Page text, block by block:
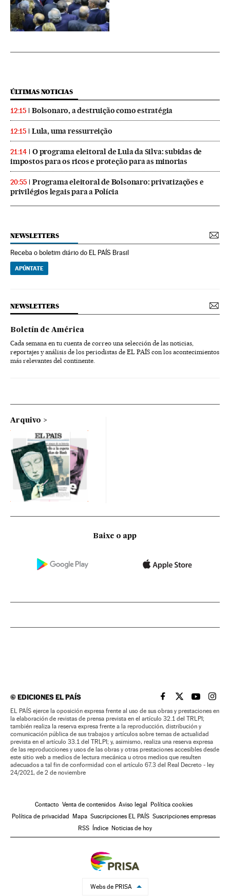
ÚLTIMAS NOTICIAS
12:15 Bolsonaro, a destruição como estratégia
12:15 Lula, uma ressurreição
21:14
O programa eleitoral de Lula da Silva: subidas de
impostos para os ricos e proteção para as minorias
20:55
Programa eleitoral de Bolsonaro: privatizações e
privilégios legais para a Polícia
NEWSLETTERS
Receba o boletim diário do EL PAÍS Brasil
APÚNTATE
NEWSLETTERS
Boletín de América
Cada semana en tu cuenta de correo una selección de las noticias,
reportajes y análisis de los periodistas de EL PAÍS con los acontecimientos
más relevantes del continente.
Arquivo
Baixe o app
©EDICIONES EL PAÍS EL PAÍS BRASIL EN
EL PAÍSEL PAÍS
EL
EL PAÍS ejerce la oposición expresa frente al uso de sus obras y prestaciones en
la elaboración de revistas de prensa prevista en el artículo 32.1 del TRLPI;
también realiza la reserva expresa frente a la reproducción, distribución y
comunicación pública de sus trabajos y artículos sobre temas de actualidad
prevista en el artículo 33.1 del TRLPI; y, asimismo, realiza una reserva expresa
de las reproducciones y usos de las obras y otras prestaciones accesibles desde
este sitio web a medios de lectura mecánica u otros medios que resulten
adecuados a tal fin de conformidad con el artículo 67.3 del Real Decreto - ley
24/2021, de 2 de noviembre
Contacto Venta de contenidos Aviso legal
Política cookies
Política de privacidad
Mapa Suscripciones EL PAÍS Suscripciones empresas
RSS
Índice Noticias de hoy
Webs de PRISA